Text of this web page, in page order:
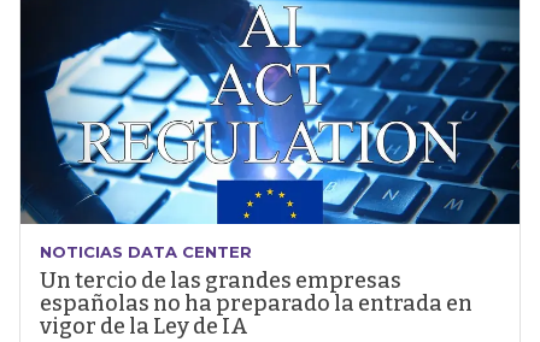
NOTICIAS DATA CENTER
Un tercio de las grandes empresas
españolas no ha preparado la entrada en
vigor de la Ley de IA